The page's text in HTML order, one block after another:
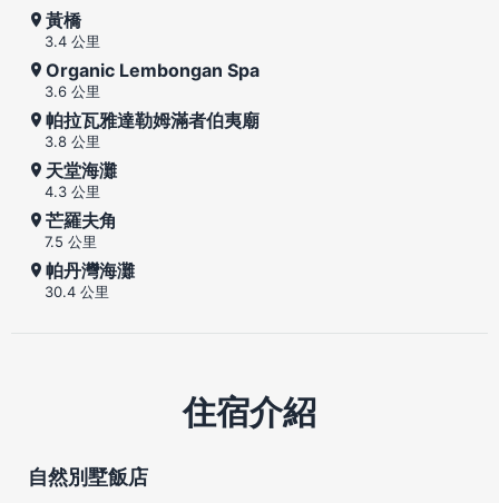
黃橋
3.4 公里
Organic Lembongan Spa
3.6 公里
帕拉瓦雅達勒姆滿者伯夷廟
3.8 公里
天堂海灘
4.3 公里
芒羅夫角
7.5 公里
帕丹灣海灘
30.4 公里
住宿介紹
自然別墅飯店